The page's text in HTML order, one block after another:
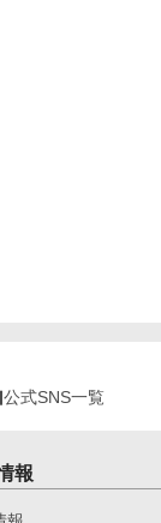
公式SNS一覧
報